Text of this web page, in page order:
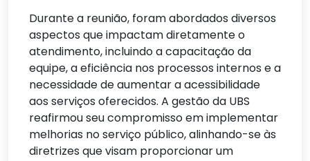
Durante a reunião, foram abordados diversos
aspectos que impactam diretamente o
atendimento, incluindo a capacitação da
equipe, a eficiência nos processos internos e a
necessidade de aumentar a acessibilidade
aos serviços oferecidos. A gestão da UBS
reafirmou seu compromisso em implementar
melhorias no serviço público, alinhando-se às
diretrizes que visam proporcionar um